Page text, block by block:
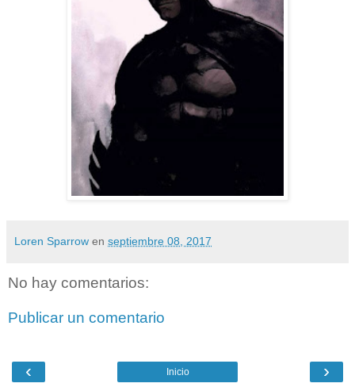
Loren Sparrow en septiembre 08, 2017
No hay comentarios:
Publicar un comentario
‹ ›
Inicio